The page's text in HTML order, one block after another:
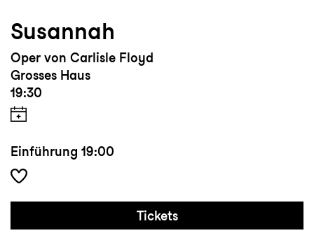
Susannah
Oper von Carlisle Floyd
Grosses Haus
19:30
Einführung 19:00
Tickets